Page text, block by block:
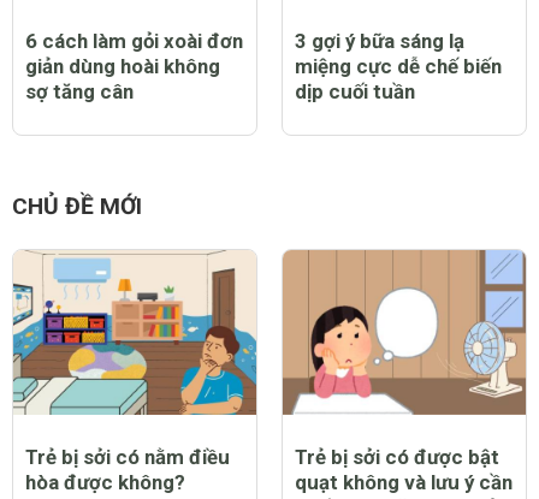
6 cách làm gỏi xoài đơn
giản dùng hoài không
sợ tăng cân
3 gợi ý bữa sáng lạ
miệng cực dễ chế biến
dịp cuối tuần
CHỦ ĐỀ MỚI
Trẻ bị sởi có nằm điều
hòa được không?
Trẻ bị sởi có được bật
quạt không và lưu ý cần